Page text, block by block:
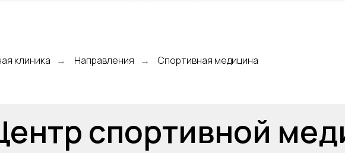
клиника → Направления → Спортивная медицина
спортивной